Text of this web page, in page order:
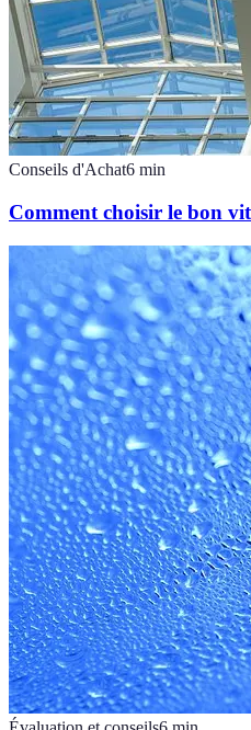
Conseils d'Achat6 min
Comment choisir le bon